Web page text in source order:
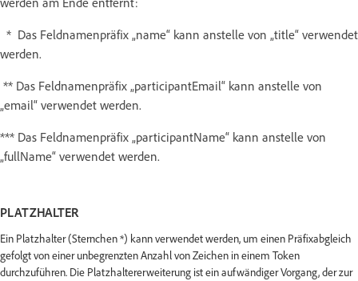
* Das Feldnamenpräfix „name“ kann anstelle von „title“ verwendet
werden.
** Das Feldnamenpräfix „participantEmail“ kann anstelle von
„email“ verwendet werden.
*** Das Feldnamenpräfix „participantName“ kann anstelle von
„fullName“ verwendet werden.
PLATZHALTER
Ein Platzhalter (Sternchen *) kann verwendet werden, um einen Präfixabgleich
gefolgt von einer unbegrenzten Anzahl von Zeichen in einem Token
durchzuführen. Die Platzhaltererweiterung ist ein aufwändiger Vorgang, der zur